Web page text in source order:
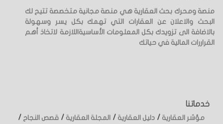
منصة ومحرك بحث العقارية هي منصة مجانية متخصصة تتيح لك
البحث والاعلان عن العقارات التي تهمك بكل يسر وسهولة
بالاضافة الى تزويدك بكل المعلومات الأساسيةاللازمة لاتخاذ أهم
القراررات المالية في حياتك
خدماتنا
مؤشر العقارية / دليل العقارية / المجلة العقارية / قصص النجاح /